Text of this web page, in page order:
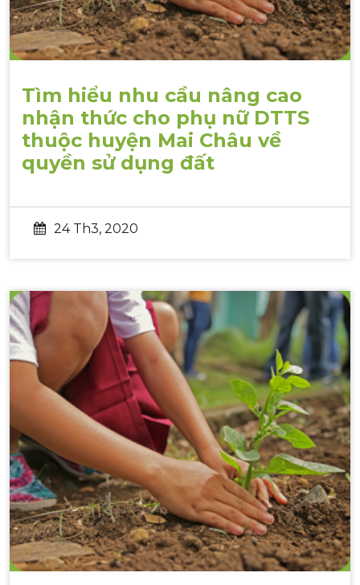
Tìm hiểu nhu cầu nâng cao
nhận thức cho phụ nữ DTTS
thuộc huyện Mai Châu về
quyền sử dụng đất
24 Th3, 2020